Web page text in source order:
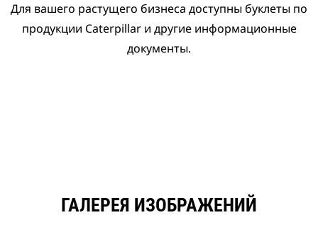
Для вашего растущего бизнеса доступны буклеты по
продукции Caterpillar и другие информационные
документы.
ГАЛЕРЕЯ ИЗОБРАЖЕНИЙ